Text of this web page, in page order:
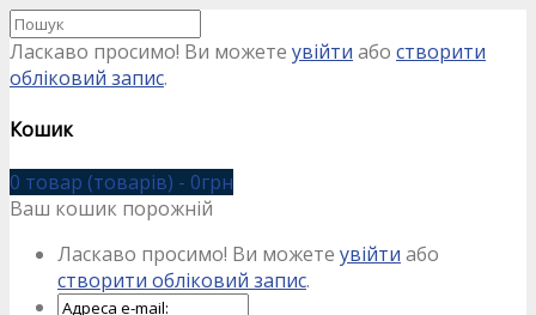
Ласкаво просимо! Ви можете увійти або створити
обліковий запис.
Кошик
0 товар (товарів) - 0грн
Ваш кошик порожній
Ласкаво просимо! Ви можете увійти або
створити обліковий запис.